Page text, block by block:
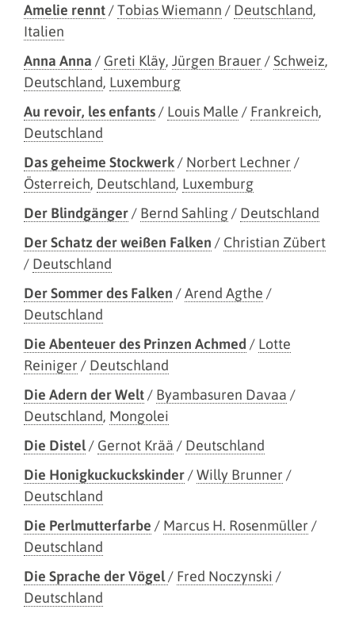
Amelie rennt/Tobias Wiemann / Deutschland,
Italien
Anna Anna / Greti Kläy, Jürgen Brauer /Schweiz,
Deutschland, Luxemburg
Au revoir, les enfants/ Louis Malle / Frankreich,
Deutschland
Das geheime Stockwerk/ Norbert Lechner /
Österreich, Deutschland, Luxemburg
Der Blindgänger/ Bernd Sahling/ Deutschland
Der Schatz der weißen Falken / Christian Zübert
/ Deutschland
Der Sommer des Falken /Arend Agthe /
Deutschland
Die Abenteuer des Prinzen Achmed / Lotte
Reiniger / Deutschland
Die Adern der Welt/ Byambasuren Davaa /
Deutschland, Mongolei
Die Distel/ Gernot Krää / Deutschland
Die Honigkuckuckskinder/Willy Brunner /
Deutschland
Die Perlmutterfarbe / Marcus H. Rosenmüller /
Deutschland
Die Sprache der Vögel/ Fred Noczynski /
Deutschland